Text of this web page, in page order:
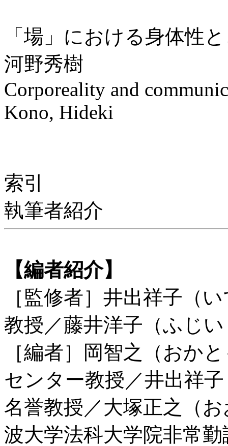
「場」における身体性
河野秀樹
Corporeality and
Kono, Hideki
索引
執筆者紹介
【編者紹介】
［監修者］井出祥子（
教授／藤井洋子（ふじ
［編者］岡智之（おか
センター教授／井出祥
名誉教授／大塚正之（
波大学法科大学院非常